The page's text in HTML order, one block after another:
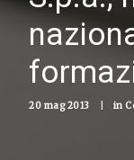
20 mag 2013 in